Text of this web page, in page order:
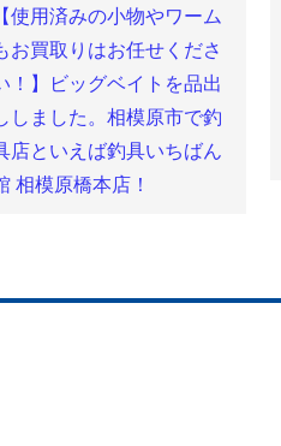
開
き
ま
す)
し
い
ウ
ィ
ン
ド
で
開
き
ま
す)
開
ま
す)
【使用済みの小物やワーム
お買取りはお任せくださ
！】ビッグベイトを品出
しました。相模原市で釣
店といえば釣具いちばん
相模原橋本店！